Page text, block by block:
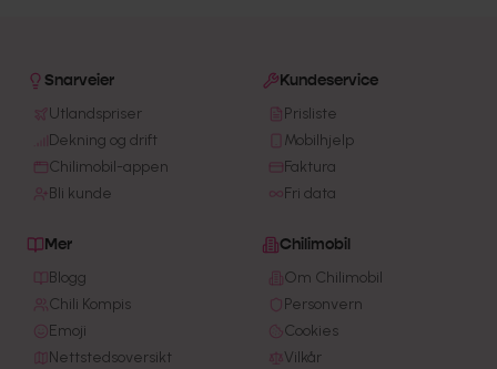
Snarveier
Utlandspriser
Dekning og drift
Chilimobil-appen
Bli kunde
Kundeservice
Prisliste
Mobilhjelp
Faktura
Fri data
Mer
Blogg
Chili Kompis
Emoji
Nettstedsoversikt
Chilimobil
Om Chilimobil
Personvern
Cookies
Vilkår